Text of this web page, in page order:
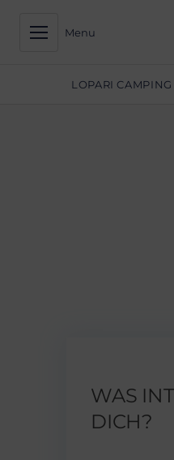
Menu
LOPARI CAMPING
WAS
DICH?